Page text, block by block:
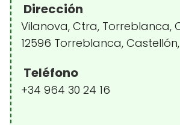
Dirección
Vilanova, Ctra, Torreblanca,
12596 Torreblanca,
Teléfono
+34 964 30 24 16